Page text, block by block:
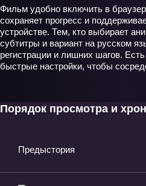
Фильм удобно включить в
сохраняет прогресс и
устройстве. Тем, кто выбирает
субтитры и вариант на русском
регистрации и лишних шагов.
быстрые настройки, чтобы
Порядок просмотра и
Предыстория